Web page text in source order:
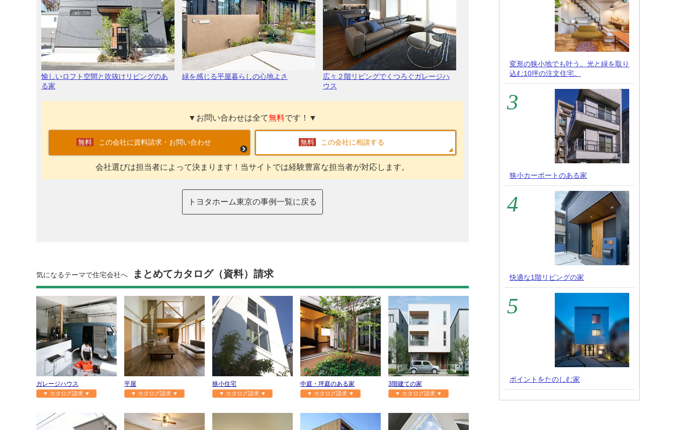
愉しいロフト空間と吹抜けリビングのあ
る家
緑を感じる平屋暮らしの心地よさ
広々２階リビングでくつろぐガレージハ
ウス
▼お問い合わせは全て無料です！▼
この会社に資料請求・お問い合わせ この会社に相談する
会社選びは担当者によって決まります！当サイトでは経験豊富な担当者が対応します。
トヨタホーム東京の事例一覧に戻る
気になるテーマで住宅会社へ まとめてカタログ（資料）請求
ガレージハウス
▼ カタログ請求 ▼
平屋
▼ カタログ請求 ▼
狭小住宅
▼ カタログ請求 ▼
中庭・坪庭のある家
▼ カタログ請求 ▼
3階建ての家
▼ カタログ請求 ▼
変形の狭小地でも叶う。光と緑を取り
込む10坪の注文住宅。
狭小カーポートのある家
快適な1階リビングの家
ポイントをたのしむ家